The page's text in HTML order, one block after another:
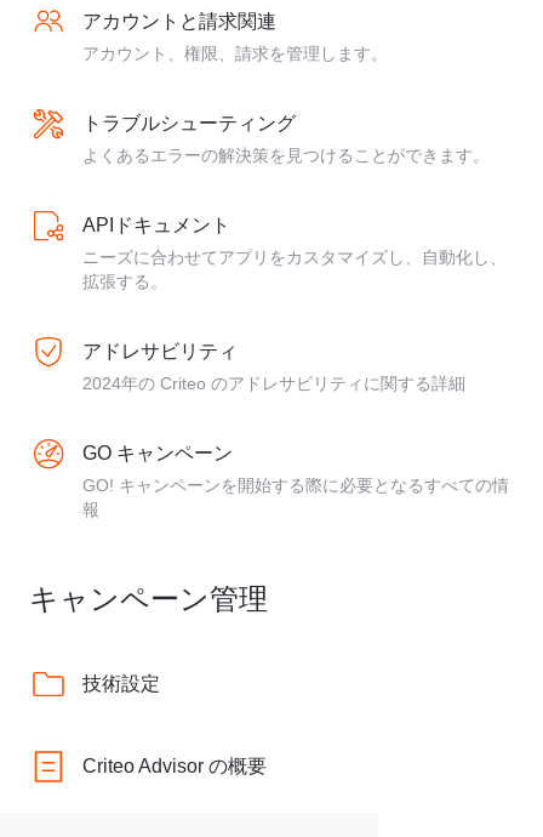
アカウントと請求関連
アカウント、権限、請求を管理します。
トラブルシューティング
よくあるエラーの解決策を見つけることができます。
APIドキュメント
ニーズに合わせてアプリをカスタマイズし、自動化し、
拡張する。
アドレサビリティ
2024年の Criteo のアドレサビリティに関する詳細
GO キャンペーン
GO! キャンペーンを開始する際に必要となるすべての情
報
キャンペーン管理
技術設定
Criteo Advisor の概要